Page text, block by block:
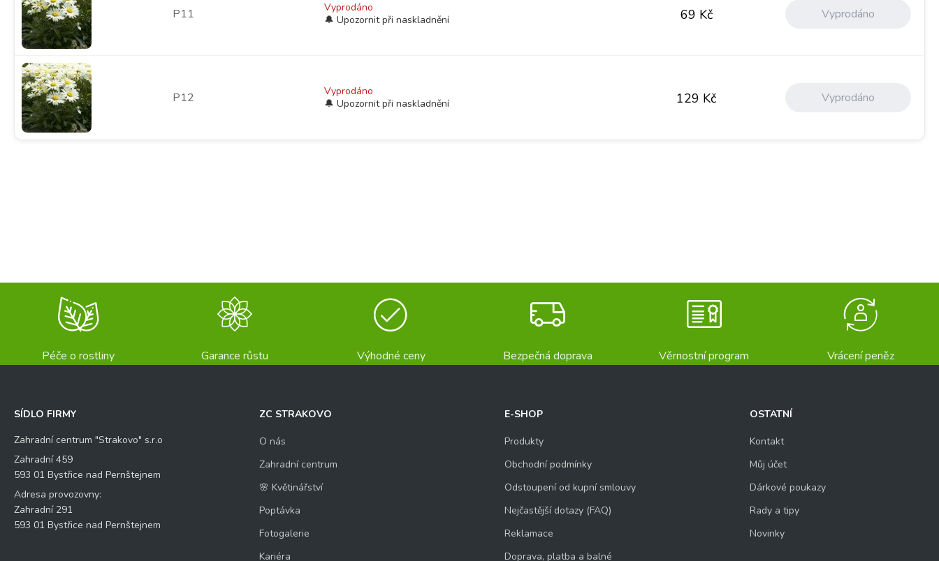
P11 Vyprodáno 69 Kč Vyprodáno
P12 Vyprodáno 129 Kč Vyprodáno
Péče o rostliny Garance růstu Výhodné ceny Bezpečná doprava Věrnostní program Vrácení peněz
SÍDLO FIRMY
Zahradní centrum "Strakovo" s.r.o
Zahradní 459
593 01 Bystřice nad Pernštejnem
Adresa provozovny:
Zahradní 291
593 01 Bystřice nad Pernštejnem
ZC STRAKOVO
O nás
Zahradní centrum
🌸 Květinářství
Poptávka
Fotogalerie
Kariéra
E-SHOP
Produkty
Obchodní podmínky
Odstoupení od kupní smlouvy
Nejčastější dotazy (FAQ)
Reklamace
Doprava, platba a balné
OSTATNÍ
Kontakt
Můj účet
Dárkové poukazy
Rady a tipy
Novinky